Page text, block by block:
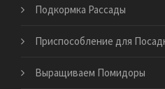
Подкормка Рассады
Приспособление для
Выращиваем Помидоры